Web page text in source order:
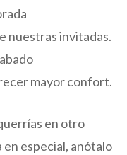
nuestras invitadas.
mayor confort.
en otro
especial, anótalo